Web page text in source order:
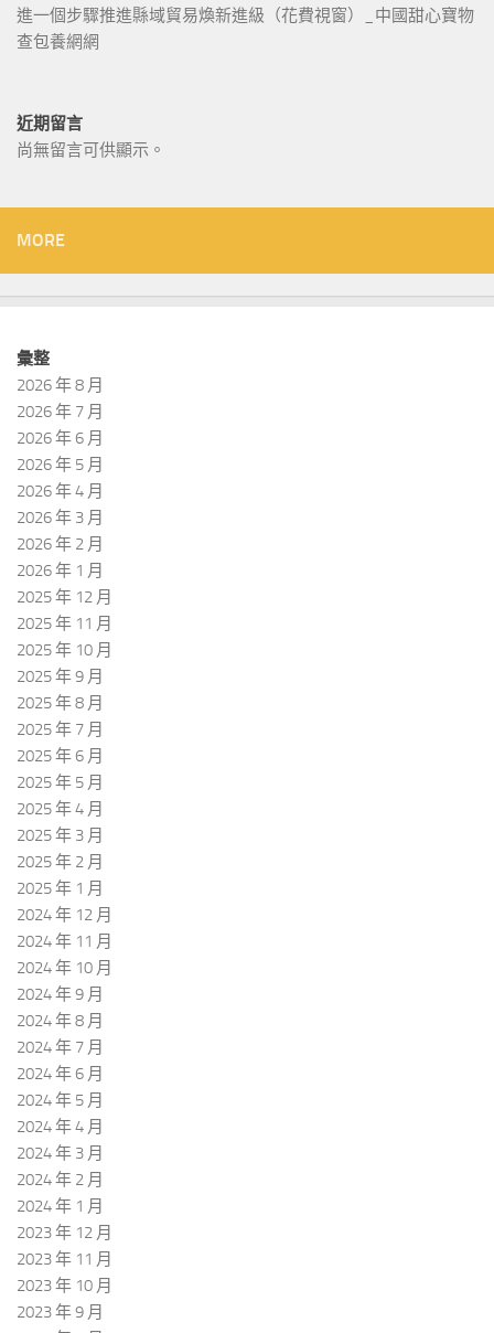
進一個步驟推進縣域貿易煥新進級（花費視窗）_中國甜心寶物
查包養網網
近期留言
尚無留言可供顯示。
MORE
彙整
2026 年 8 月
2026 年 7 月
2026 年 6 月
2026 年 5 月
2026 年 4 月
2026 年 3 月
2026 年 2 月
2026 年 1 月
2025 年 12 月
2025 年 11 月
2025 年 10 月
2025 年 9 月
2025 年 8 月
2025 年 7 月
2025 年 6 月
2025 年 5 月
2025 年 4 月
2025 年 3 月
2025 年 2 月
2025 年 1 月
2024 年 12 月
2024 年 11 月
2024 年 10 月
2024 年 9 月
2024 年 8 月
2024 年 7 月
2024 年 6 月
2024 年 5 月
2024 年 4 月
2024 年 3 月
2024 年 2 月
2024 年 1 月
2023 年 12 月
2023 年 11 月
2023 年 10 月
2023 年 9 月